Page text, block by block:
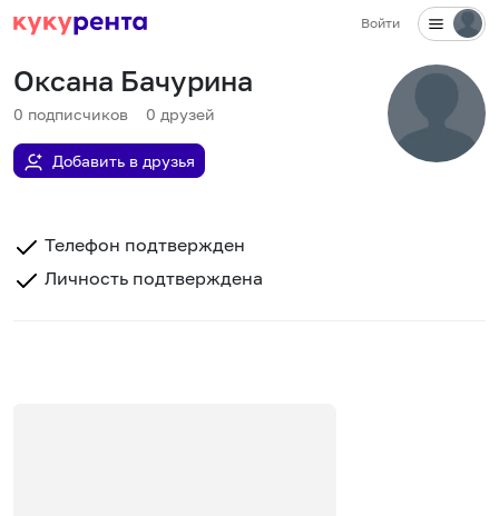
Войти
Оксана Бачурина
0 подписчиков 0 друзей
Добавить в друзья
Телефон подтвержден
Личность подтверждена